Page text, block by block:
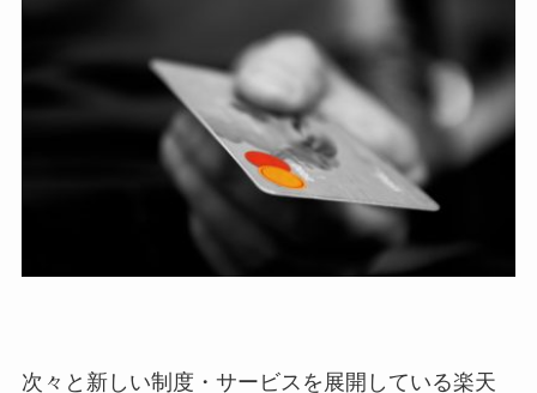
次々と新しい制度・サービスを展開している楽天